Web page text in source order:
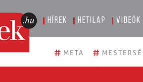
Hírek Hetilap Videók
# META #